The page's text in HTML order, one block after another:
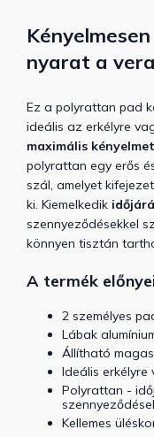
nyarat a
Ez a polyrattan pad
ideális az erkélyre
maximális
polyrattan egy erős
szál, amelyet
ki. Kiemelkedik
szennyeződésekkel
könnyen tisztán
A termék
2 személyes
Lábak
Állítható
Ideális
Polyrattan -
Kellemes